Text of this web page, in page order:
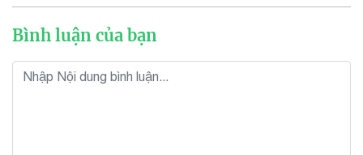
Bình luận của bạn